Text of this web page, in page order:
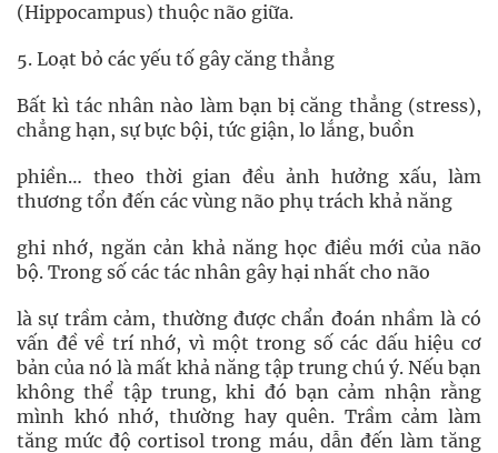
(Hippocampus) thuộc não giữa.
5. Loạt bỏ các yếu tố gây căng thẳng
Bất kì tác nhân nào làm bạn bị căng thẳng (stress),
chẳng hạn, sự bực bội, tức giận, lo lắng, buồn
phiền… theo thời gian đều ảnh hưởng xấu, làm
thương tổn đến các vùng não phụ trách khả năng
ghi nhớ, ngăn cản khả năng học điều mới của não
bộ. Trong số các tác nhân gây hại nhất cho não
là sự trầm cảm, thường được chẩn đoán nhầm là có
vấn đề về trí nhớ, vì một trong số các dấu hiệu cơ
bản của nó là mất khả năng tập trung chú ý. Nếu bạn
không thể tập trung, khi đó bạn cảm nhận rằng
mình khó nhớ, thường hay quên. Trầm cảm làm
tăng mức độ cortisol trong máu, dẫn đến làm tăng